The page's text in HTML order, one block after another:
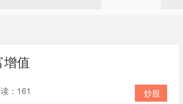
值
炒股
：161